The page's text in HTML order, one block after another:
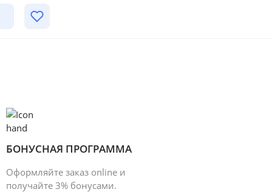
БОНУСНАЯ ПРОГРАММА
Оформляйте заказ online и
получайте 3% бонусами.